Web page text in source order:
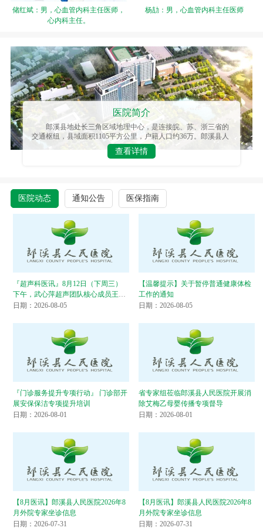
储红斌：男，心血管内科主任医师，
心内科主任。
杨劼：男，心血管内科主任医师
医院简介
郎溪县地处长三角区域地理中心，是连接皖、苏、浙三省的
交通枢纽，县域面积1105平方公里，户籍人口约36万。郎溪县人
民医院始建于1949年，历经多年发展，现已成为一所集医疗、教
学、科研、康复于一体的三级综合性医院和国家级爱婴医院，是
查看详情
医院动态 通知公告 医保指南
『超声科医讯』8月12日（下周三）
下午，武心萍超声团队核心成员王玉
国来院坐诊并开展甲状腺乳腺超声检
日期：2026-08-05
【温馨提示】关于暂停普通健康体检
工作的通知
日期：2026-08-05
『门诊服务提升专项行动』 门诊部开
展安保保洁专项提升培训
日期：2026-08-01
省专家组莅临郎溪县人民医院开展消
除艾梅乙母婴传播专项督导
日期：2026-08-01
【8月医讯】郎溪县人民医院2026年8
月外院专家坐诊信息
日期：2026-07-31
【8月医讯】郎溪县人民医院2026年8
月外院专家坐诊信息
日期：2026-07-31